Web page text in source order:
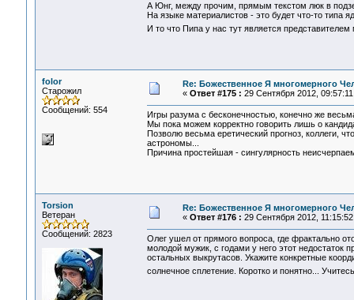
А Юнг, между прочим, прямым текстом люк в
На языке материалистов - это будет что-то типа
И то что Пипа у нас тут является
folor
Старожил
Сообщений: 554
Re: Божественное Я многомерного
« Ответ #175 : 29 Сентября 2012,
Игры разума с бесконечностью, конечно же
Мы пока можем корректно говорить лишь о
Позволю весьма еретический прогноз, коллеги,
астрономы...
Причина простейшая - сингулярность
Torsion
Ветеран
Сообщений: 2823
Re: Божественное Я многомерного
« Ответ #176 : 29 Сентября 2012,
Олег ушел от прямого вопроса, где фрактально
молодой мужик, с годами у него этот недостаток
остальных выкрутасов. Укажите конкретные
солнечное сплетение. Коротко и понятно...